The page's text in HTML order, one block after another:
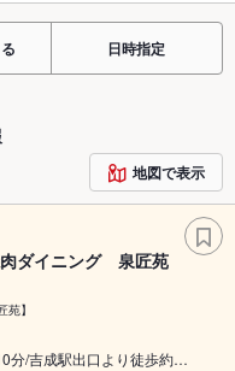
日時指定
地図で表示
肉ダイニング 泉匠苑
】
分/吉成駅出口より徒歩約…